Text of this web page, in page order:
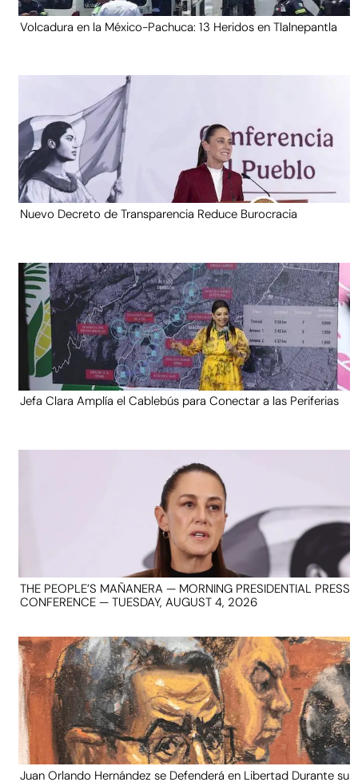
Volcadura en la México-Pachuca: 13 Heridos en Tlalnepantla
Nuevo Decreto de Transparencia Reduce Burocracia
Jefa Clara Amplía el Cablebús para Conectar a las Periferias
THE PEOPLE’S MAÑANERA — MORNING PRESIDENTIAL PRESS
CONFERENCE — TUESDAY, AUGUST 4, 2026
Juan Orlando Hernández se Defenderá en Libertad Durante su